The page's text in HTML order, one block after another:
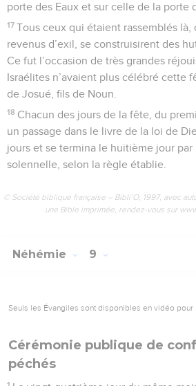
porte des Eaux et sur celle de la porte
17 Tous ceux qui étaient rassemblés
revenus d’exil, se construisirent des
Ce fut l’occasion de très grandes
Israélites n’avaient plus célébré cette
de Josué, fils de Noun.
18 Chacun des jours de la fête, du
un passage dans le livre de la loi de
jours et se termina le huitième jour par
solennelle, selon la règle établie.
© Société biblique française – Bibli’O, 1997, avec
une Bible imprimée, rendez-vous sur
Néhémie 9
Seuls les Évangiles sont disponibles en vidéo pour
Cérémonie publique de
péchés
1